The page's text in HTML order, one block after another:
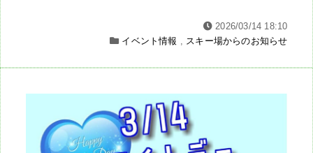
2026/03/14 18:10
イベント情報 , スキー場からのお知らせ